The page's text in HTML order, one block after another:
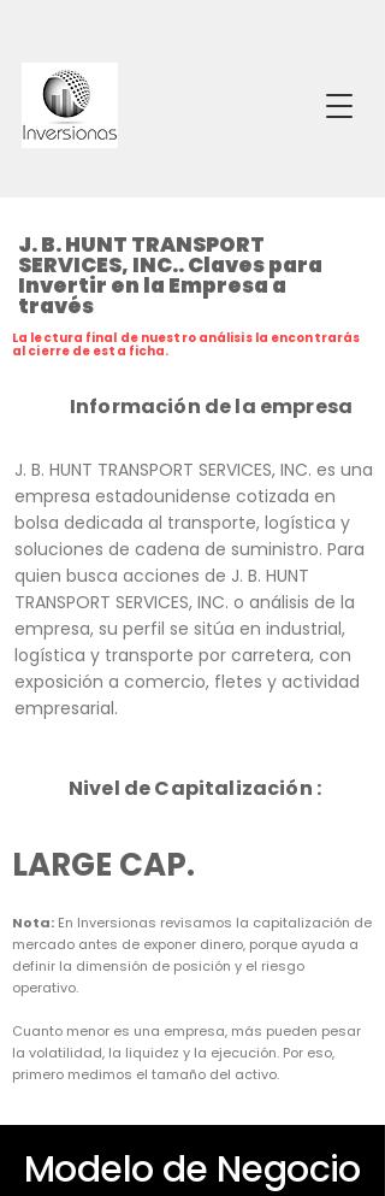
J. B. HUNT TRANSPORT
SERVICES, INC.. Claves para
Invertir en la Empresa a
través
La lectura final de nuestro análisis la encontrarás
al cierre de esta ficha.
Información de la empresa
J. B. HUNT TRANSPORT SERVICES, INC. es una
empresa estadounidense cotizada en
bolsa dedicada al transporte, logística y
soluciones de cadena de suministro. Para
quien busca acciones de J. B. HUNT
TRANSPORT SERVICES, INC. o análisis de la
empresa, su perfil se sitúa en industrial,
logística y transporte por carretera, con
exposición a comercio, fletes y actividad
empresarial.
Nivel de Capitalización :
LARGE CAP.
Nota: En Inversionas revisamos la capitalización de
mercado antes de exponer dinero, porque ayuda a
definir la dimensión de posición y el riesgo
operativo.
Cuanto menor es una empresa, más pueden pesar
la volatilidad, la liquidez y la ejecución. Por eso,
primero medimos el tamaño del activo.
Modelo de Negocio